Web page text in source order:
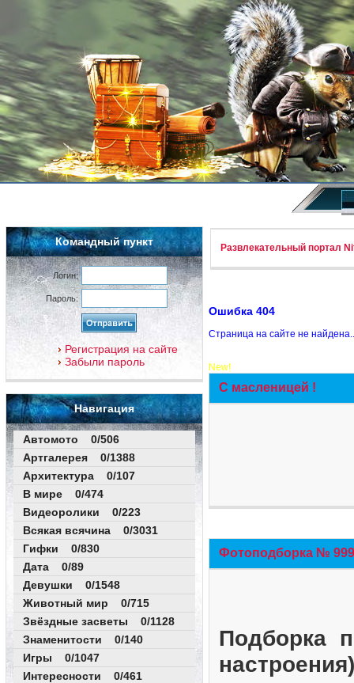
Командный пункт
Логин:
Пароль:
Регистрация на сайте
Забыли пароль
Навигация
Автомото 0/506
Артгалерея 0/1388
Архитектура 0/107
В мире 0/474
Видеоролики 0/223
Всякая всячина 0/3031
Гифки 0/830
Дата 0/89
Девушки 0/1548
Животный мир 0/715
Звёздные засветы 0/1128
Знаменитости 0/140
Игры 0/1047
Интересности 0/461
Развлекательный портал
Ошибка 404
Страница на сайте не
New!
С масленицей !
Фотоподборка №
Подборка